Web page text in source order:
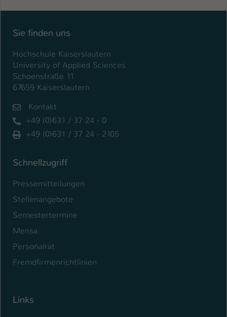
Sie finden uns
Hochschule Kaiserslautern
University of Applied Sciences
Schoenstraße 11
67659 Kaiserslautern
Kontakt
+49 (0)631 / 37 24 - 0
+49 (0)631 / 37 24 - 2105
Schnellzugriff
Pressemitteilungen
Stellenangebote
Semestertermine
Mensa
Personalrat
Fremdfirmenrichtlinien
Links